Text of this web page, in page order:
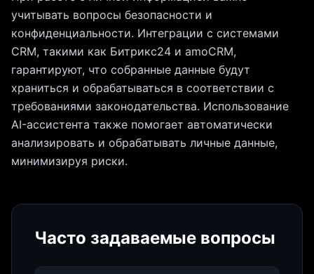
учитывать вопросы безопасности и
конфиденциальности. Интеграции с системами
CRM, такими как Битрикс24 и amoCRM,
гарантируют, что собранные данные будут
храниться и обрабатываться в соответствии с
требованиями законодательства. Использование
AI-ассистента также помогает автоматически
анализировать и обрабатывать личные данные,
минимизируя риски.
Часто задаваемые вопросы